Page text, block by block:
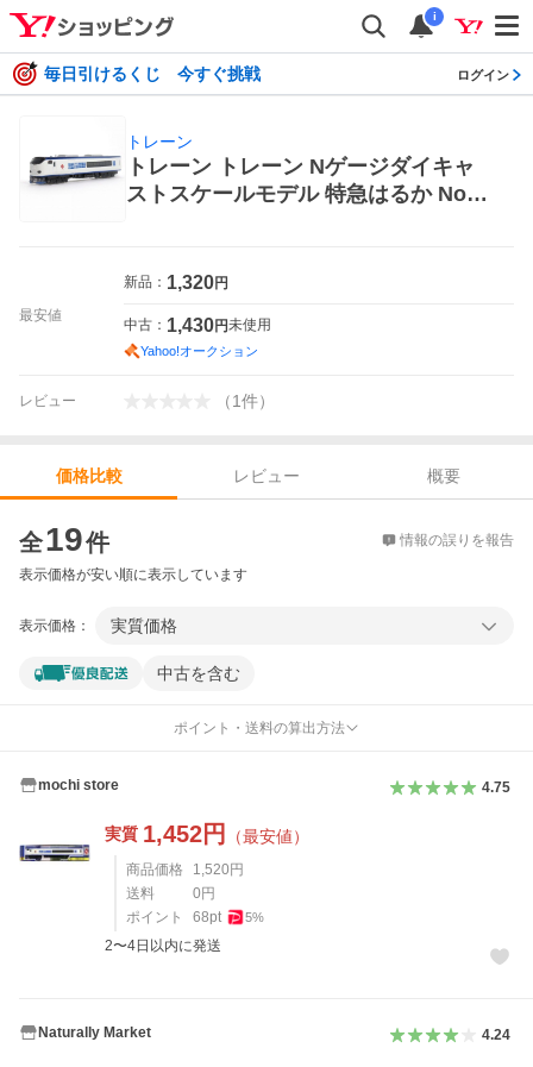
i
毎日引けるくじ 今すぐ挑戦 ログイン
トレーン
トレーン トレーン Nゲージダイキャ
ストスケールモデル 特急はるか No.2
最安値
新品： 1,320円
中古： 1,430円未使用
Yahoo!オークション
レビュー （1件）
価格比較 レビュー
概要
全19件 情報の誤りを報告
表示価格が安い順に表示しています
表示価格： 実質価格
中古を含む
ポイント・送料の算出方法
mochi store 4.75
実質 1,452円 （最安値）
商品価格 1,520 円
送料
0 円
ポイント
68pt 5%
2〜4日以内に発送
Naturally Market 4.24